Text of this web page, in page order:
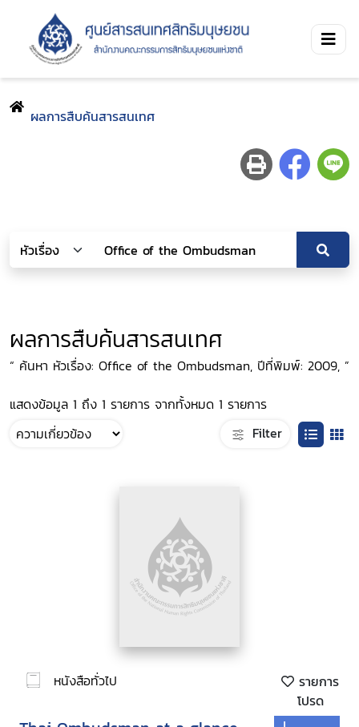
ผลการสืบค้นสารสนเทศ
ผลการสืบค้นสารสนเทศ
“ ค้นหา หัวเรื่อง: Office of the Ombudsman, ปีที่พิมพ์: 2009, ”
แสดงข้อมูล 1 ถึง 1 รายการ จากทั้งหมด 1 รายการ
Filter
หนังสือทั่วไป
รายการ
โปรด